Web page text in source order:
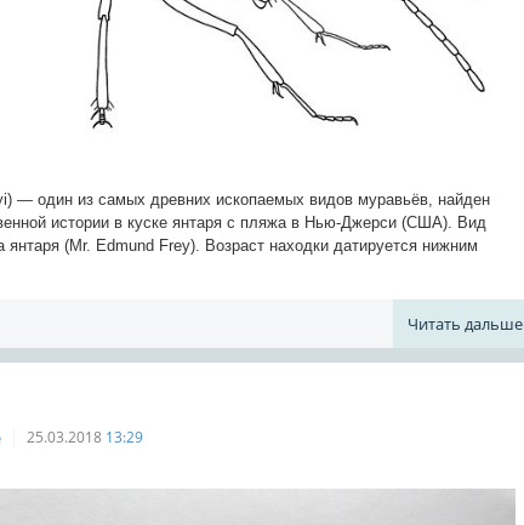
— один из самых древних ископаемых видов муравьёв, найден
истории в куске янтаря с пляжа в Нью-Джерси (США). Вид
янтаря (Mr. Edmund Frey). Возраст находки датируется нижним
Читать дальше
25.03.2018 13:29